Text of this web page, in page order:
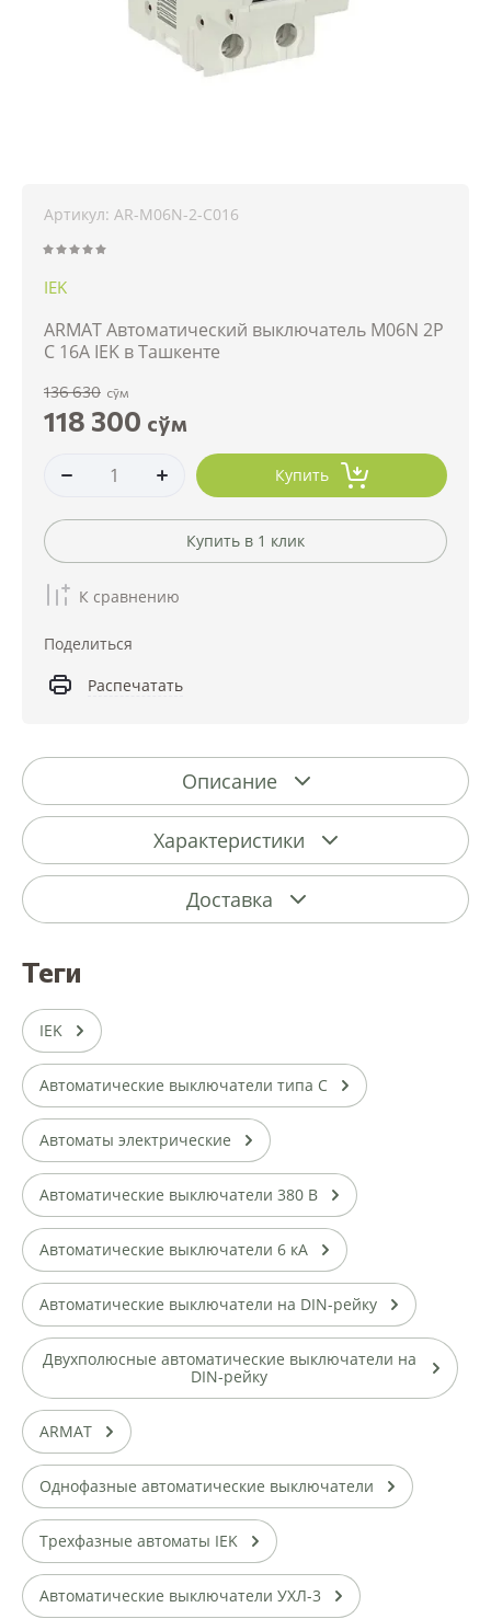
Артикул: AR-M06N-2-C016
IEK
ARMAT Автоматический выключатель M06N 2P
C 16А IEK в Ташкенте
136 630 сўм
118 300 сўм
Купить
Купить в 1 клик
К сравнению
Поделиться
Распечатать
Описание
Характеристики
Доставка
теги
IEK
Автоматические выключатели типа С
Автоматы электрические
Автоматические выключатели 380 В
Автоматические выключатели 6 кА
Автоматические выключатели на DIN-рейку
Двухполюсные автоматические выключатели на
DIN-рейку
ARMAT
Однофазные автоматические выключатели
Трехфазные автоматы IEK
Автоматические выключатели УХЛ-3